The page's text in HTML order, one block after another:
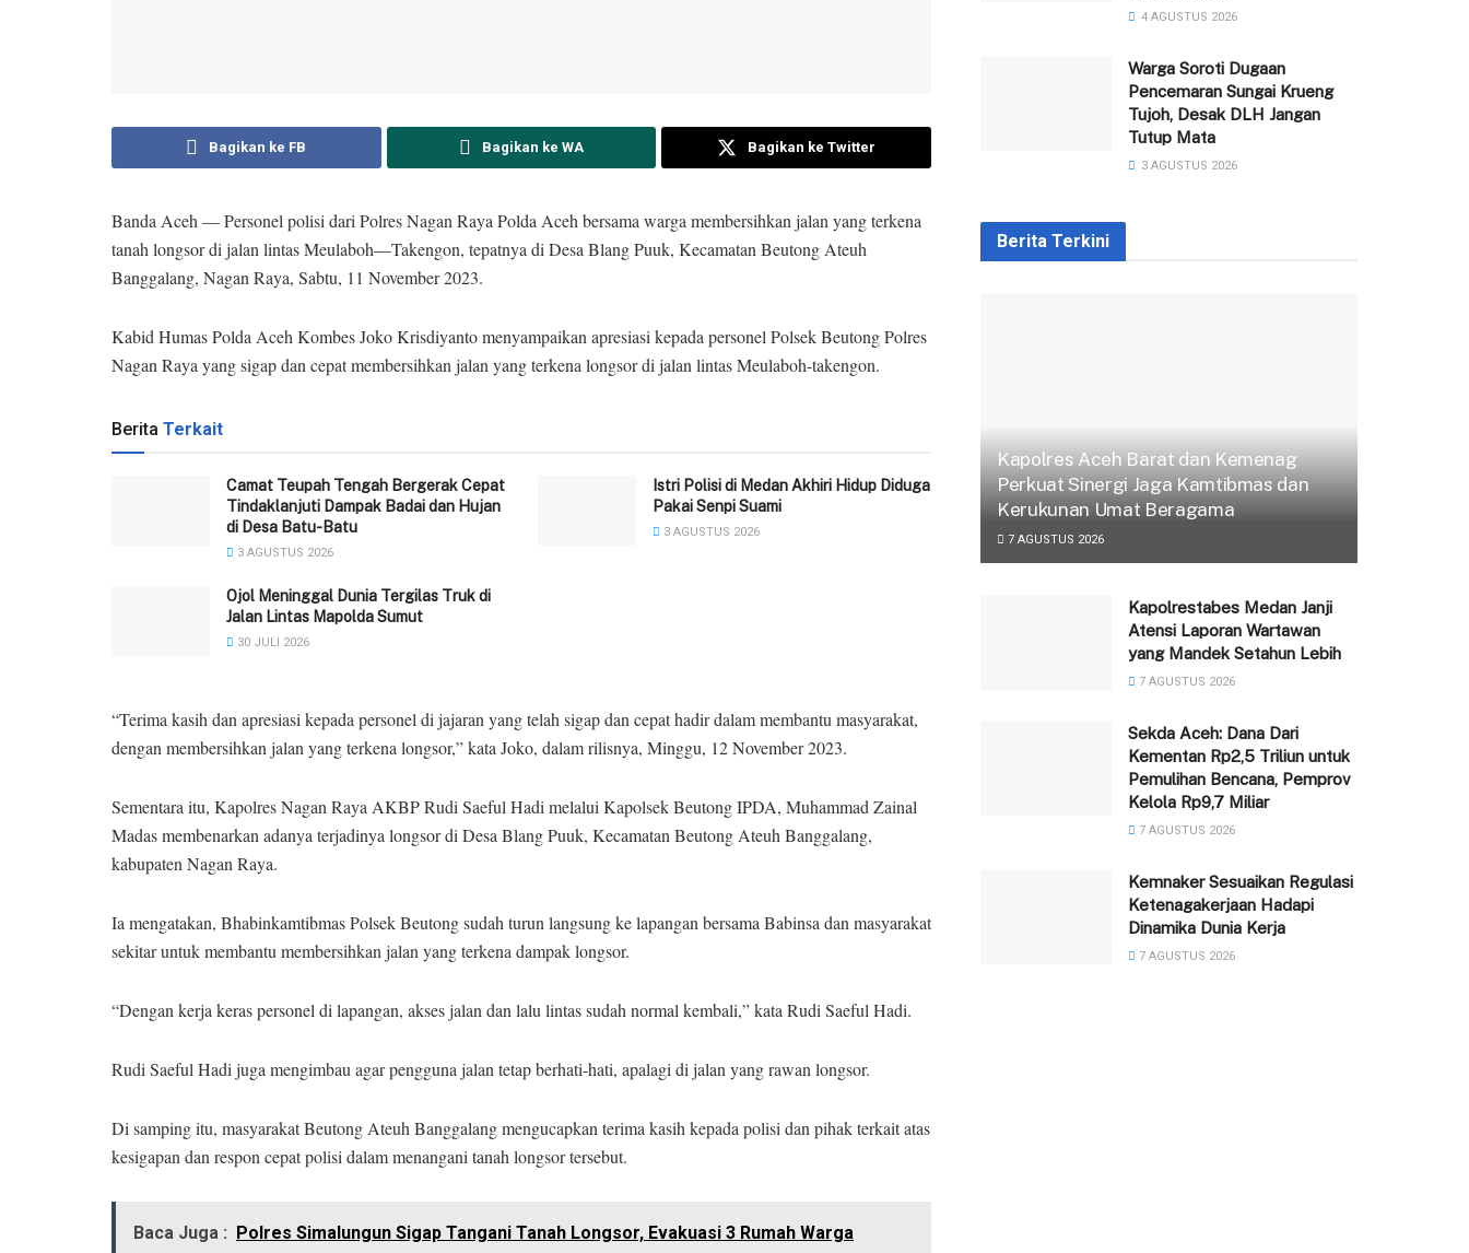
Bagikan ke FB Bagikan ke WA Bagikan ke Twitter
Banda Aceh — Personel polisi dari Polres Nagan Raya Polda Aceh bersama warga membersihkan jalan yang terkena
tanah longsor di jalan lintas Meulaboh—Takengon, tepatnya di Desa Blang Puuk, Kecamatan Beutong Ateuh
Banggalang, Nagan Raya, Sabtu, 11 November 2023.
Kabid Humas Polda Aceh Kombes Joko Krisdiyanto menyampaikan apresiasi kepada personel Polsek Beutong Polres
Nagan Raya yang sigap dan cepat membersihkan jalan yang terkena longsor di jalan lintas Meulaboh-takengon.
Berita Terkait
Camat Teupah Tengah Bergerak Cepat
Tindaklanjuti Dampak Badai dan Hujan
di Desa Batu-Batu
3 AGUSTUS 2026
‎Istri Polisi di Medan Akhiri Hidup Diduga
Pakai Senpi Suami
3 AGUSTUS 2026
Ojol Meninggal Dunia Tergilas Truk di
Jalan Lintas Mapolda Sumut
30 JULI 2026
“Terima kasih dan apresiasi kepada personel di jajaran yang telah sigap dan cepat hadir dalam membantu masyarakat,
dengan membersihkan jalan yang terkena longsor,” kata Joko, dalam rilisnya, Minggu, 12 November 2023.
Sementara itu, Kapolres Nagan Raya AKBP Rudi Saeful Hadi melalui Kapolsek Beutong IPDA, Muhammad Zainal
Madas membenarkan adanya terjadinya longsor di Desa Blang Puuk, Kecamatan Beutong Ateuh Banggalang,
kabupaten Nagan Raya.
Ia mengatakan, Bhabinkamtibmas Polsek Beutong sudah turun langsung ke lapangan bersama Babinsa dan masyarakat
sekitar untuk membantu membersihkan jalan yang terkena dampak longsor.
“Dengan kerja keras personel di lapangan, akses jalan dan lalu lintas sudah normal kembali,” kata Rudi Saeful Hadi.
Rudi Saeful Hadi juga mengimbau agar pengguna jalan tetap berhati-hati, apalagi di jalan yang rawan longsor.
Di samping itu, masyarakat Beutong Ateuh Banggalang mengucapkan terima kasih kepada polisi dan pihak terkait atas
kesigapan dan respon cepat polisi dalam menangani tanah longsor tersebut.
Baca Juga : Polres Simalungun Sigap Tangani Tanah Longsor, Evakuasi 3 Rumah Warga
4 AGUSTUS 2026
Warga Soroti Dugaan
Pencemaran Sungai Krueng
Tujoh, Desak DLH Jangan
Tutup Mata
3 AGUSTUS 2026
Berita Terkini
Kapolres Aceh Barat dan Kemenag
Perkuat Sinergi Jaga Kamtibmas dan
Kerukunan Umat Beragama
7 AGUSTUS 2026
Kapolrestabes Medan Janji
Atensi Laporan Wartawan
yang Mandek Setahun Lebih
7 AGUSTUS 2026
Sekda Aceh: Dana Dari
Kementan Rp2,5 Triliun untuk
Pemulihan Bencana, Pemprov
Kelola Rp9,7 Miliar
7 AGUSTUS 2026
Kemnaker Sesuaikan Regulasi
Ketenagakerjaan Hadapi
Dinamika Dunia Kerja
7 AGUSTUS 2026